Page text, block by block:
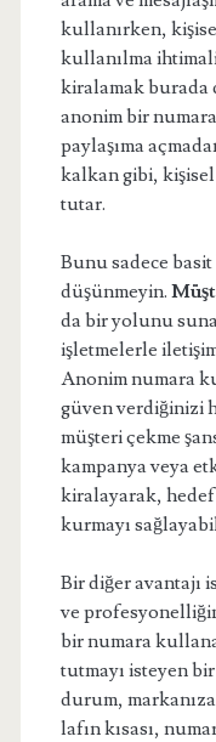
kullanırken,
kullanılma
kiralamak burada
anonim bir
paylaşıma
kalkan gibi,
tutar.
Bunu sadece
düşünmeyin.
da bir yolunu
işletmelerle
Anonim numara
güven verdiğinizi
müşteri çekme
kampanya veya
kiralayarak,
kurmayı
Bir diğer avantajı
ve
bir numara
tutmayı isteyen
durum,
lafın kısası,